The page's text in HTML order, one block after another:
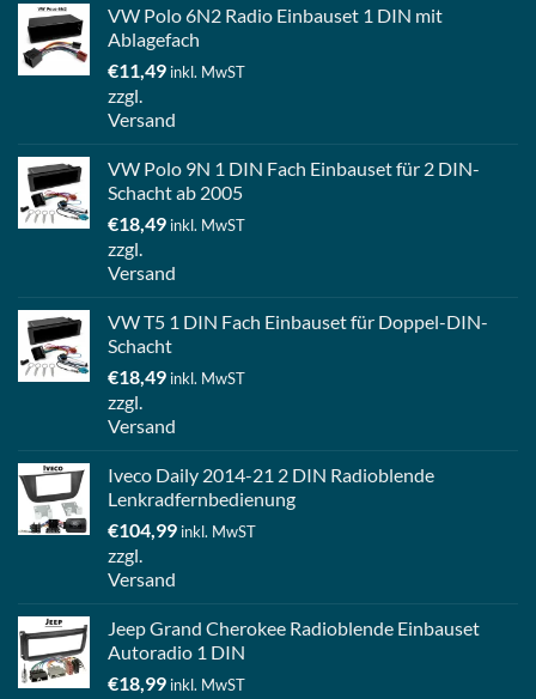
VW Polo 6N2 Radio Einbauset 1 DIN mit
Ablagefach
€11,49 inkl. MwST
zzgl.
Versand
VW Polo 9N 1 DIN Fach Einbauset für 2 DIN-
Schacht ab 2005
€18,49 inkl. MwST
zzgl.
Versand
VW T5 1 DIN Fach Einbauset für Doppel-DIN-
Schacht
€18,49 inkl. MwST
zzgl.
Versand
Iveco Daily 2014-21 2 DIN Radioblende
Lenkradfernbedienung
€104,99 inkl. MwST
zzgl.
Versand
Jeep Grand Cherokee Radioblende Einbauset
Autoradio 1 DIN
€18,99 inkl. MwST